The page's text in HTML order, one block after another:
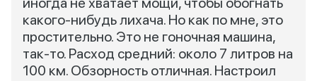
какого-нибудь лихача. Но как по мне, это
простительно. Это не гоночная машина,
так-то. Расход средний: около 7 литров на
100 км. Обзорность отличная. Настроил